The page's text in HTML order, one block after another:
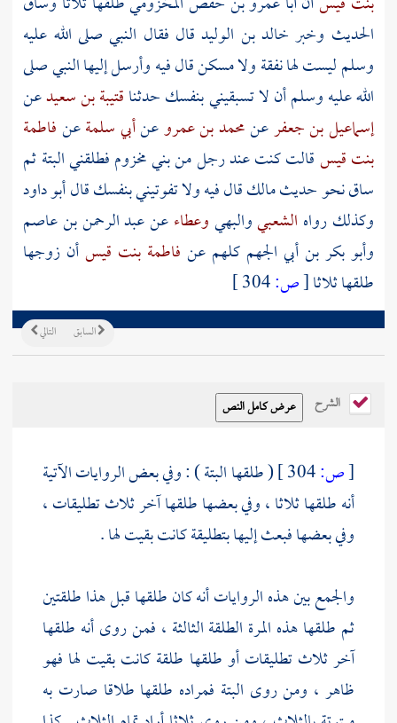
الحديث وخبر خالد بن الوليد قال فقال النبي صلى الله عليه
وسلم ليست لها نفقة ولا مسكن قال فيه وأرسل إليها النبي صلى
الله عليه وسلم أن لا تسبقيني بنفسك حدثناقتيبة بن سعيدعن
إسماعيل بن جعفرعنمحمد بن عمروعنأبي سلمةعنفاطمة
بنت قيسقالت كنت عند رجل منبني مخزومفطلقني البتة ثم
ساق نحو حديثمالكقال فيه ولا تفوتيني بنفسك قال أبو داود
وكذلك رواه الشعبيوالبهيوعطاءعنعبد الرحمن بن عاصم
وأبو بكر بن أبي الجهم كلهم عن فاطمة بنت قيسأن زوجها
طلقها ثلاثا[ص:
التالي السابق
الشرح
[ص:
( طلقها البتة ) : وفي بعض الروايات الآتية
أنه طلقها ثلاثا ، وفي بعضها طلقها آخر ثلاث تطليقات ،
وفي بعضها فبعث إليها بتطليقة كانت بقيت لها .
والجمع بين هذه الروايات أنه كان طلقها قبل هذا طلقتين
ثم طلقها هذه المرة الطلقة الثالثة ، فمن روى أنه طلقها
آخر ثلاث تطليقات أو طلقها طلقة كانت بقيت لها فهو
ظاهر ، ومن روى البتة فمراده طلقها طلاقا صارت به